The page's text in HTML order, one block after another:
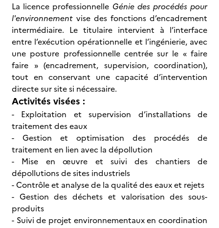
La licence professionnelle Génie des procédés pour
l'environnement vise des fonctions d’encadrement
intermédiaire. Le titulaire intervient à l’interface
entre l’exécution opérationnelle et l’ingénierie, avec
une posture professionnelle centrée sur le « faire
faire » (encadrement, supervision, coordination),
tout en conservant une capacité d’intervention
directe sur site si nécessaire.
Activités visées :
- Exploitation et supervision d’installations de
traitement des eaux
- Gestion et optimisation des procédés de
traitement en lien avec la dépollution
- Mise en œuvre et suivi des chantiers de
dépollutions de sites industriels
- Contrôle et analyse de la qualité des eaux et rejets
- Gestion des déchets et valorisation des sous-
produits
- Suivi de projet environnementaux en coordination